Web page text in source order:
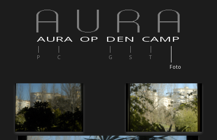
AURA OP DEN CAMP
P C G S
T
Foto